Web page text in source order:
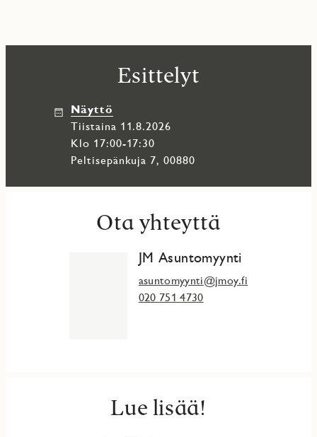
Esittelyt
Näyttö
tiistaina 11.8.2026
Klo 17:00-17:30
Peltisepänkuja 7, 00880
Ota yhteyttä
JM Asuntomyynti
asuntomyynti@jmoy.fi
020 751 4730
Lue lisää!